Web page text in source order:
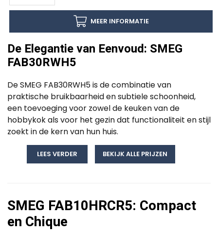
MEER INFORMATIE
De Elegantie van Eenvoud: SMEG
FAB30RWH5
De SMEG FAB30RWH5 is de combinatie van
praktische bruikbaarheid en subtiele schoonheid,
een toevoeging voor zowel de keuken van de
hobbykok als voor het gezin dat functionaliteit en stijl
zoekt in de kern van hun huis.
LEES VERDER BEKIJK ALLE PRIJZEN
SMEG FAB10HRCR5: Compact
en Chique